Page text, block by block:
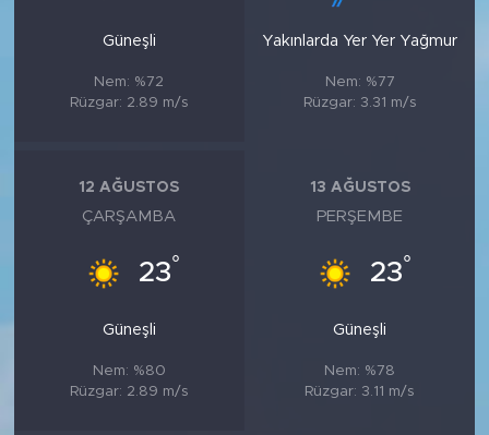
Güneşli
Nem: %72
Rüzgar: 2.89 m/s
Yakınlarda Yer Yer Yağmur
Nem: %77
Rüzgar: 3.31 m/s
12 AĞUSTOS
ÇARŞAMBA
23°
Güneşli
Nem: %80
Rüzgar: 2.89 m/s
13 AĞUSTOS
PERŞEMBE
23°
Güneşli
Nem: %78
Rüzgar: 3.11 m/s